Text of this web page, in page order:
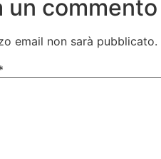
un commento
email non sarà pubblicato.